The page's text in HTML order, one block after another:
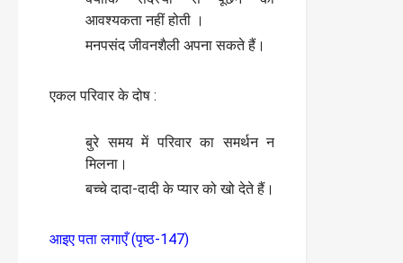
आवश्यकता नहीं होती ।
मनपसंद जीवनशैली अपना सकते हैं।
एकल परिवार के दोष :
बुरे समय में परिवार का समर्थन न
मिलना।
बच्चे दादा-दादी के प्यार को खो देते हैं।
आइए पता लगाएँ (पृष्ठ-147)